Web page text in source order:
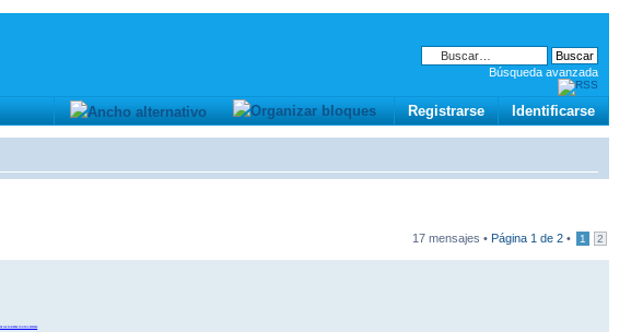
Búsqueda avanzada
Identificarse
Registrarse
17 mensajes • Página 1 de 2 • 1 2